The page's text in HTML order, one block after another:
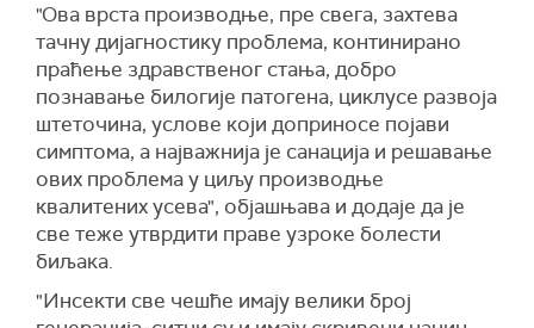
"Ова врста производње, пре свега, захтева
тачну дијагностику проблема, континирано
праћење здравственог стања, добро
познавање билогије патогена, циклусе развоја
штеточина, услове који доприносе појави
симптома, а најважнија је санација и решавање
ових проблема у циљу производње
квалитених усева", објашњава и додаје да је
све теже утврдити праве узроке болести
биљака.
"Инсекти све чешће имају велики број